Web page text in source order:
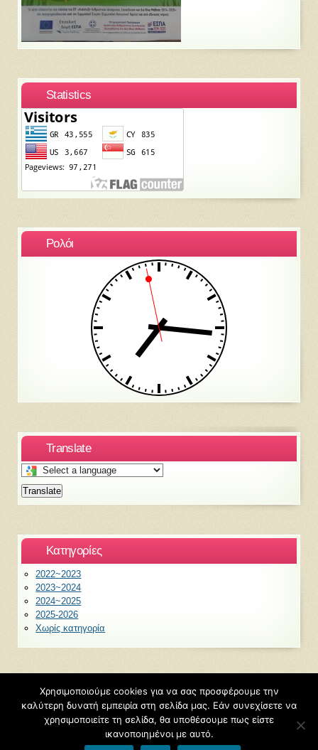
Statistics
Ρολόι
Translate
Select
a
language
this
Translate
Kατηγορίες
2022~2023
2023~2024
2024~2025
2025-2026
Χωρίς κατηγορία
©2026 6ο Νηπιαγωγείο Ξάνθης
Φιλοξενείται απόBlogs.sch.gr
Χρησιμοποιούμε cookies για να σας προσφέρουμε την
καλύτερη δυνατή εμπειρία στη σελίδα μας. Εάν συνεχίσετε να
χρησιμοποιείτε τη σελίδα, θα υποθέσουμε πως είστε
ικανοποιημένοι με αυτό.